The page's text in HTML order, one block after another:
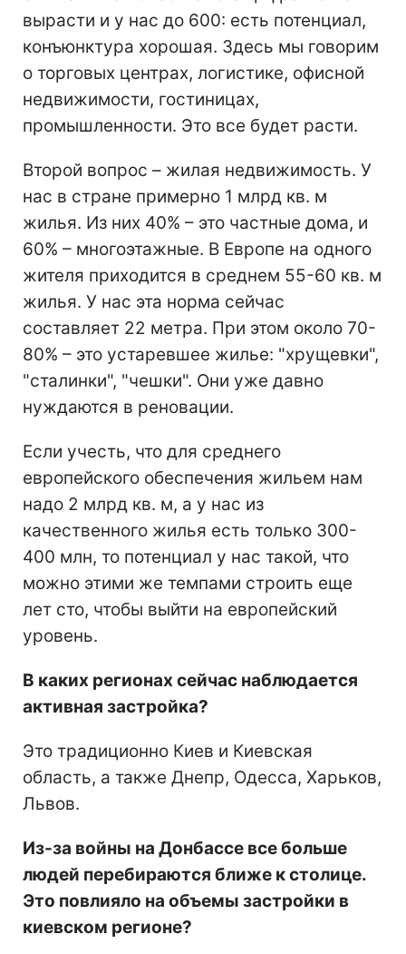
вырасти и у нас до 600: есть потенциал,
конъюнктура хорошая. Здесь мы говорим
о торговых центрах, логистике, офисной
недвижимости, гостиницах,
промышленности. Это все будет расти.
Второй вопрос – жилая недвижимость. У
нас в стране примерно 1 млрд кв. м
жилья. Из них 40% – это частные дома, и
60% – многоэтажные. В Европе на одного
жителя приходится в среднем 55-60 кв. м
жилья. У нас эта норма сейчас
составляет 22 метра. При этом около 70-
80% – это устаревшее жилье: "хрущевки",
"сталинки", "чешки". Они уже давно
нуждаются в реновации.
Если учесть, что для среднего
европейского обеспечения жильем нам
надо 2 млрд кв. м, а у нас из
качественного жилья есть только 300-
400 млн, то потенциал у нас такой, что
можно этими же темпами строить еще
лет сто, чтобы выйти на европейский
уровень.
В каких регионах сейчас наблюдается
активная застройка?
Это традиционно Киев и Киевская
область, а также Днепр, Одесса, Харьков,
Львов.
Из-за войны на Донбассе все больше
людей перебираются ближе к столице.
Это повлияло на объемы застройки в
киевском регионе?